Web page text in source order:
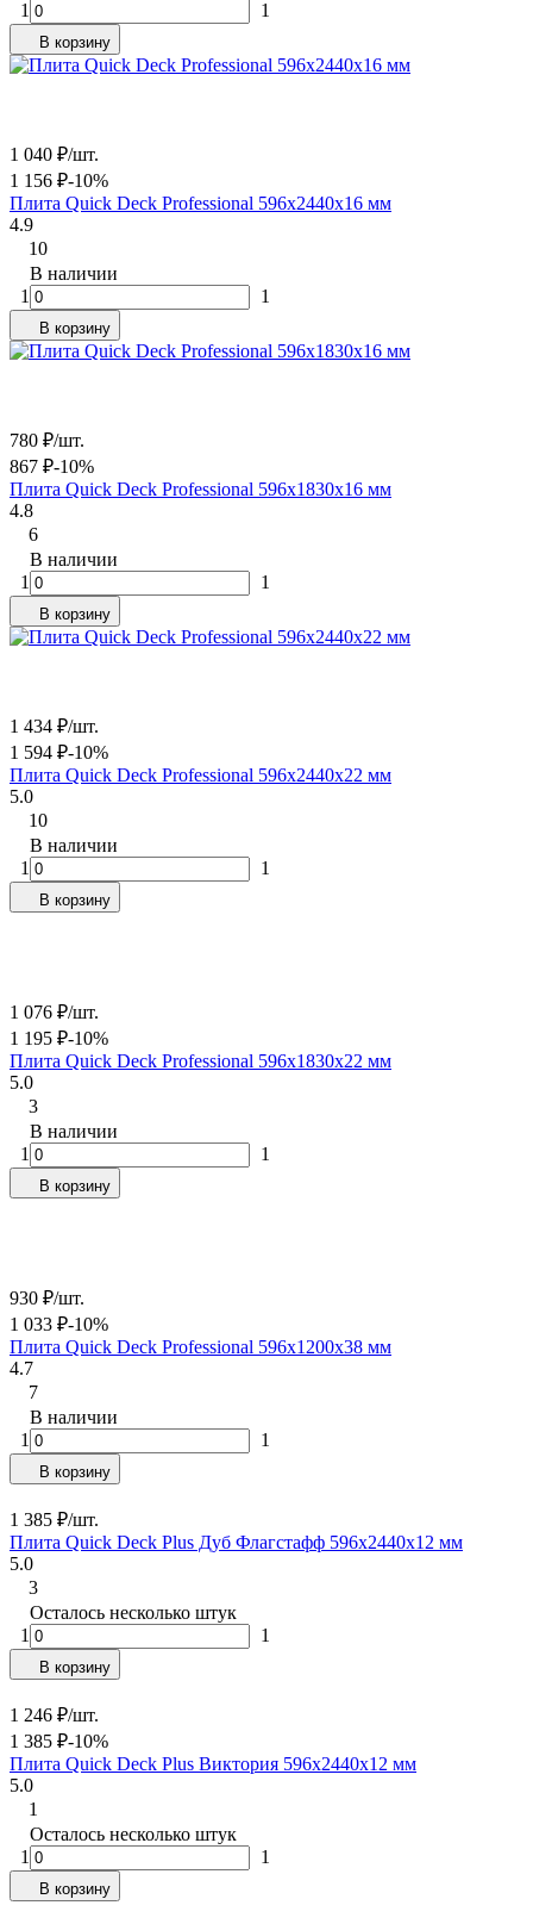
1 1
В корзину
1 040 ₽/шт.
1 156 ₽-10%
Плита Quick Deck Professional 596х2440х16 мм
4.9
10
В наличии
1
1
В корзину
780 ₽/шт.
867 ₽-10%
Плита Quick Deck Professional 596х1830х16 мм
4.8
6
В наличии
1
1
В корзину
1 434 ₽/шт.
1 594 ₽-10%
Плита Quick Deck Professional 596х2440х22 мм
5.0
10
В наличии
1
1
В корзину
1 076 ₽/шт.
1 195 ₽-10%
Плита Quick Deck Professional 596х1830х22 мм
5.0
3
В наличии
1
1
В корзину
930 ₽/шт.
1 033 ₽-10%
Плита Quick Deck Professional 596х1200х38 мм
4.7
7
В наличии
1
1
В корзину
1 385 ₽/шт.
Плита Quick Deck Plus Дуб Флагстафф 596х2440х12 мм
5.0
3
Осталось несколько штук
1
1
В корзину
1 246 ₽/шт.
1 385 ₽-10%
Плита Quick Deck Plus Виктория 596х2440х12 мм
5.0
1
Осталось несколько штук
1
1
В корзину